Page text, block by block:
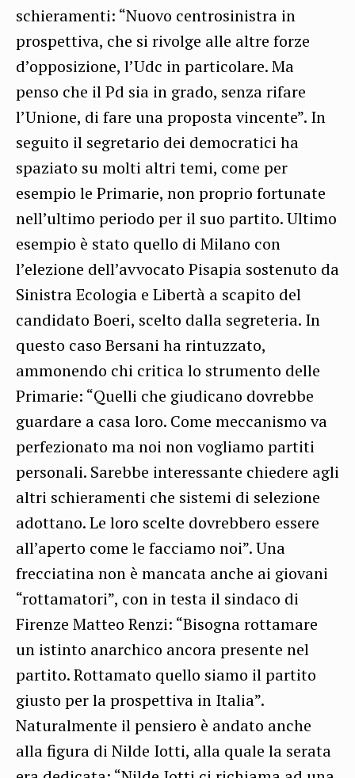
schieramenti: “Nuovo centrosinistra in
prospettiva, che si rivolge alle altre forze
d’opposizione, l’Udc in particolare. Ma
penso che il Pd sia in grado, senza rifare
l’Unione, di fare una proposta vincente”. In
seguito il segretario dei democratici ha
spaziato su molti altri temi, come per
esempio le Primarie, non proprio fortunate
nell’ultimo periodo per il suo partito. Ultimo
esempio è stato quello di Milano con
l’elezione dell’avvocato Pisapia sostenuto da
Sinistra Ecologia e Libertà a scapito del
candidato Boeri, scelto dalla segreteria. In
questo caso Bersani ha rintuzzato,
ammonendo chi critica lo strumento delle
Primarie: “Quelli che giudicano dovrebbe
guardare a casa loro. Come meccanismo va
perfezionato ma noi non vogliamo partiti
personali. Sarebbe interessante chiedere agli
altri schieramenti che sistemi di selezione
adottano. Le loro scelte dovrebbero essere
all’aperto come le facciamo noi”. Una
frecciatina non è mancata anche ai giovani
“rottamatori”, con in testa il sindaco di
Firenze Matteo Renzi: “Bisogna rottamare
un istinto anarchico ancora presente nel
partito. Rottamato quello siamo il partito
giusto per la prospettiva in Italia”.
Naturalmente il pensiero è andato anche
alla figura di Nilde Iotti, alla quale la serata